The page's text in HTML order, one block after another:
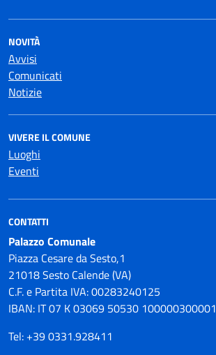
NOVITÀ
Avvisi
Comunicati
Notizie
VIVERE IL COMUNE
Luoghi
Eventi
CONTATTI
Palazzo Comunale
Piazza Cesare da Sesto,1
21018 Sesto Calende (VA)
C.F. e Partita IVA: 00283240125
IBAN: IT 07 K 03069 50530 100000300001
Tel: +39 0331.928411